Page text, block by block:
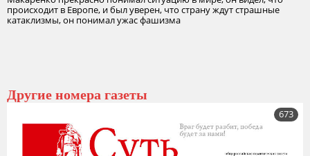
происходит в Европе, и был уверен, что страну ждут страшные
катаклизмы, он понимал ужас фашизма
Другие номера газеты
673